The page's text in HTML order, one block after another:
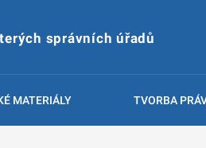
správních úřadů
MATERIÁLY TVORBA